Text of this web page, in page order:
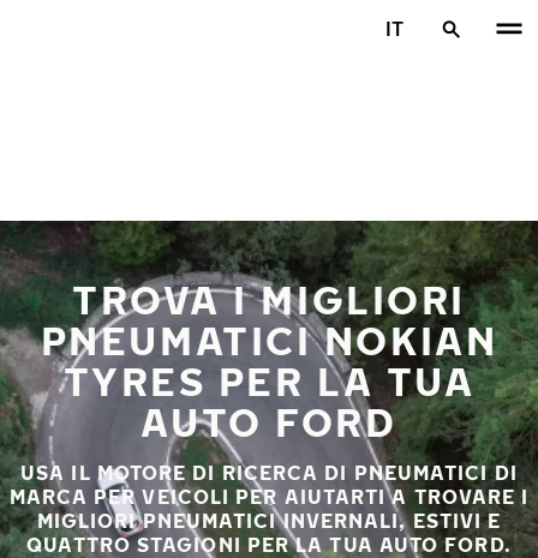
IT
TROVA I MIGLIORI
PNEUMATICI NOKIAN
TYRES PER LA TUA
AUTO FORD
USA IL MOTORE DI RICERCA DI PNEUMATICI DI
MARCA PER VEICOLI PER AIUTARTI A TROVARE I
MIGLIORI PNEUMATICI INVERNALI, ESTIVI E
QUATTRO STAGIONI PER LA TUA AUTO FORD.